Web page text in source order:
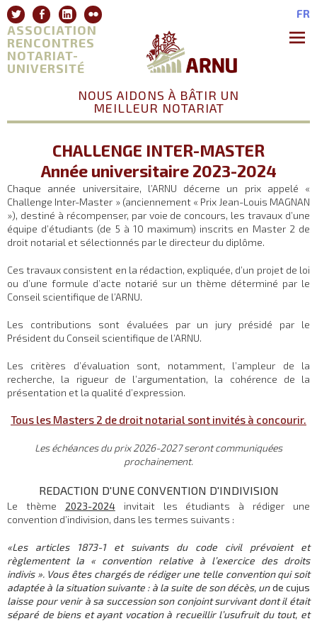
Aller
au
contenu
TwitterFacebook
LinkedinFlickr FR
ASSOCIATION
RENCONTRES
NOTARIAT-
UNIVERSITÉ
NOUS AIDONS À BÂTIR UN
MEILLEUR NOTARIAT
CHALLENGE INTER-MASTER
Année universitaire 2023-2024
Chaque année universitaire, l’ARNU décerne un prix appelé «
Challenge Inter-Master » (anciennement « Prix Jean-Louis MAGNAN
»), destiné à récompenser, par voie de concours, les travaux d’une
équipe d’étudiants (de 5 à 10 maximum) inscrits en Master 2 de
droit notarial et sélectionnés par le directeur du diplôme.
Ces travaux consistent en la rédaction, expliquée, d’un projet de loi
ou d’une formule d’acte notarié sur un thème déterminé par le
Conseil scientifique de l’ARNU.
Les contributions sont évaluées par un jury présidé par le
Président du Conseil scientifique de l’ARNU.
Les critères d’évaluation sont, notamment, l’ampleur de la
recherche, la rigueur de l’argumentation, la cohérence de la
présentation et la qualité d’expression.
Tous les Masters 2 de droit notarial sont invités à concourir.
Les échéances du prix 2026-2027 seront communiquées
prochainement.
REDACTION D'UNE CONVENTION D'INDIVISION
Le thème 2023-2024invitait les étudiants à rédiger une
convention d’indivision, dans les termes suivants :
«Les articles
1873-1 et suivants du code civil prévoient et
règlementent la « convention relative à l’exercice des droits
indivis ». Vous êtes chargés de rédiger une telle convention qui soit
adaptée à la situation suivante : à la suite de son décès, unde cujus
laisse pour venir à sa succession son conjoint survivant dont il était
séparé de biens et ayant vocation à recueillir l’usufruit du tout, et